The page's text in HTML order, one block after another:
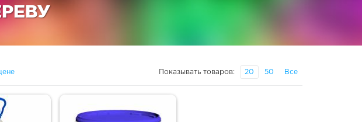
Показывать товаров: 20 50 Все